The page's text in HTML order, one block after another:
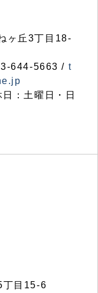
ヶ丘3丁目18-
644-5663 / t
：土曜日・日
目15-6